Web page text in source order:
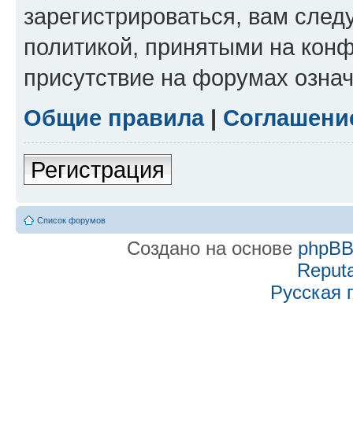
зарегистрироваться, вам
политикой, принятыми на
присутствие на форумах
Общие правила|
Регистрация
Список форумов
Создано на основе phpBB
Русская